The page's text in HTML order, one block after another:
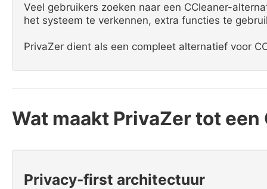
Veel gebruikers zoeken naar een CCleaner-
het systeem te verkennen, extra functies te
PrivaZer dient als een compleet alternatief voor
Wat maakt PrivaZer tot
Privacy-first architectuur